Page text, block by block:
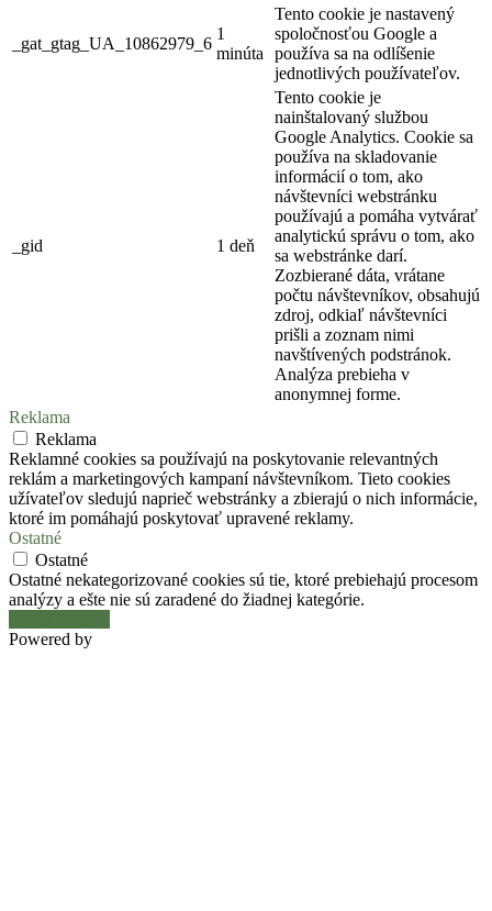
_gat_gtag_UA_10862979_6
1
minúta
Tento cookie je nastavený
spoločnosťou Google a
používa sa na odlíšenie
jednotlivých používateľov.
_gid 1 deň
Tento cookie je
nainštalovaný službou
Google Analytics. Cookie sa
používa na skladovanie
informácií o tom, ako
návštevníci webstránku
používajú a pomáha vytvárať
analytickú správu o tom, ako
sa webstránke darí.
Zozbierané dáta, vrátane
počtu návštevníkov, obsahujú
zdroj, odkiaľ návštevníci
prišli a zoznam nimi
navštívených podstránok.
Analýza prebieha v
anonymnej forme.
Reklama
Reklama
Reklamné cookies sa používajú na poskytovanie relevantných
reklám a marketingových kampaní návštevníkom. Tieto cookies
užívateľov sledujú naprieč webstránky a zbierajú o nich informácie,
ktoré im pomáhajú poskytovať upravené reklamy.
Ostatné
Ostatné
Ostatné nekategorizované cookies sú tie, ktoré prebiehajú procesom
analýzy a ešte nie sú zaradené do žiadnej kategórie.
Powered by